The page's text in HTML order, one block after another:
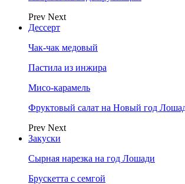
Prev Next
Дессерт
Чак-чак медовый
Пастила из инжира
Мисо-карамель
Фруктовый салат на Новый год
Prev Next
Закуски
Сырная нарезка на год Лошади
Брускетта с семгой